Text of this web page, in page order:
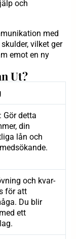
och
med
vilket ger
emot en ny
Ut?
Gör detta
din
lån och
och kvar-
för att
Du blir
ett